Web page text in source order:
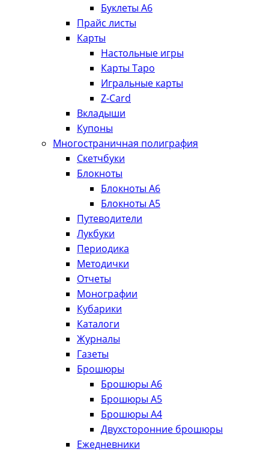
Буклеты А6
Прайс листы
Карты
Настольные игры
Карты Таро
Игральные карты
Z-Card
Вкладыши
Купоны
Многостраничная полиграфия
Скетчбуки
Блокноты
Блокноты А6
Блокноты А5
Путеводители
Лукбуки
Периодика
Методички
Отчеты
Монографии
Кубарики
Каталоги
Журналы
Газеты
Брошюры
Брошюры А6
Брошюры А5
Брошюры А4
Двухсторонние брошюры
Ежедневники